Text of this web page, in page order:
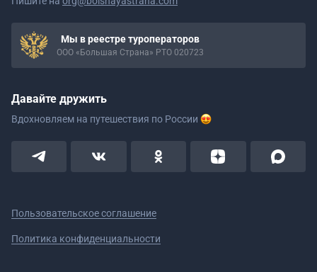
Мы в реестре туроператоров
ООО «Большая Страна» РТО 020723
Давайте дружить
Вдохновляем на путешествия по России
Пользовательское соглашение
Политика конфиденциальности